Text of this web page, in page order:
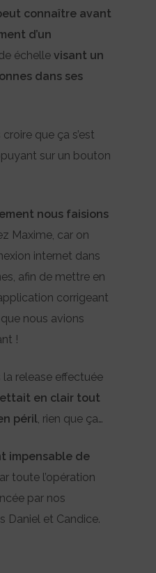
connaître avant
d’un
échelle visant un
dans ses
que ça s’est
sur un bouton
nous faisions
Maxime, car on
internet dans
afin de mettre en
corrigeant
nous avions
!
la release effectuée
en clair tout
péril, rien que ça…
impensable de
toute l’opération
par nos
Daniel et Candice.